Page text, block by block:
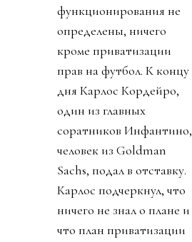
функционирования не
определены, ничего
кроме приватизации
прав на футбол. К концу
дня Карлос Кордейро,
один из главных
соратников Инфантино,
человек из Goldman
Sachs, подал в отставку.
Карлос подчеркнул, что
ничего не знал о плане и
что план приватизации